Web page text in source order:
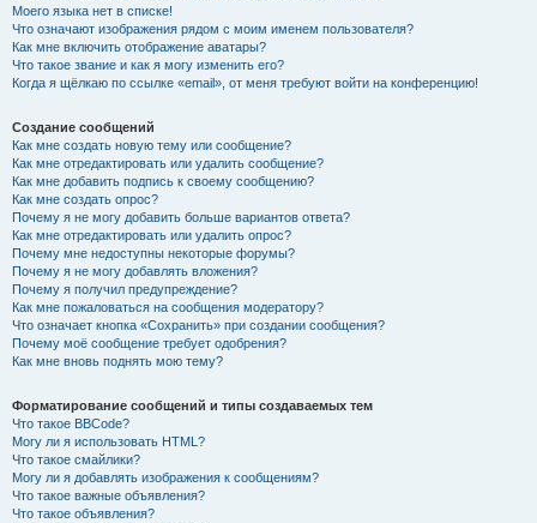
Моего языка нет в списке!
Что означают изображения рядом с моим именем пользователя?
Как мне включить отображение аватары?
Что такое звание и как я могу изменить его?
Когда я щёлкаю по ссылке «email», от меня требуют войти на конференцию!
Создание сообщений
Как мне создать новую тему или сообщение?
Как мне отредактировать или удалить сообщение?
Как мне добавить подпись к своему сообщению?
Как мне создать опрос?
Почему я не могу добавить больше вариантов ответа?
Как мне отредактировать или удалить опрос?
Почему мне недоступны некоторые форумы?
Почему я не могу добавлять вложения?
Почему я получил предупреждение?
Как мне пожаловаться на сообщения модератору?
Что означает кнопка «Сохранить» при создании сообщения?
Почему моё сообщение требует одобрения?
Как мне вновь поднять мою тему?
Форматирование сообщений и типы создаваемых тем
Что такое BBCode?
Могу ли я использовать HTML?
Что такое смайлики?
Могу ли я добавлять изображения к сообщениям?
Что такое важные объявления?
Что такое объявления?